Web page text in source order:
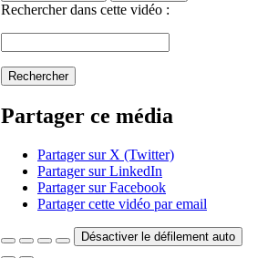
Rechercher dans cette vidéo :
Rechercher
Partager ce média
Partager sur X (Twitter)
Partager sur LinkedIn
Partager sur Facebook
Partager cette vidéo par email
Désactiver le défilement auto